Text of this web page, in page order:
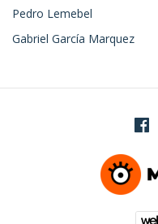
Pedro Lemebel
Gabriel García Marquez